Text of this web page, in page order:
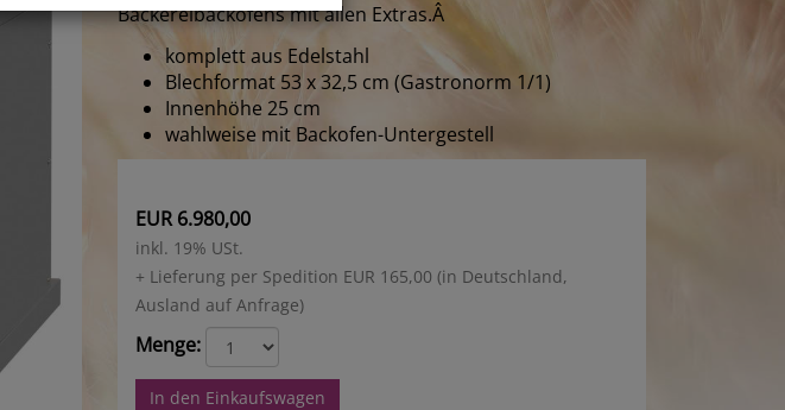
Bäckereibackofens mit allen Extras.Â
komplett aus Edelstahl
Blechformat 53 x 32,5 cm (Gastronorm 1/1)
Innenhöhe 25 cm
wahlweise mit Backofen-Untergestell
EUR 6.980,00
inkl. 19% USt.
+ Lieferung per Spedition EUR 165,00 (in Deutschland,
Ausland auf Anfrage)
Menge:
In den Einkaufswagen